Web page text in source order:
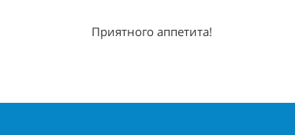
Приятного аппетита!